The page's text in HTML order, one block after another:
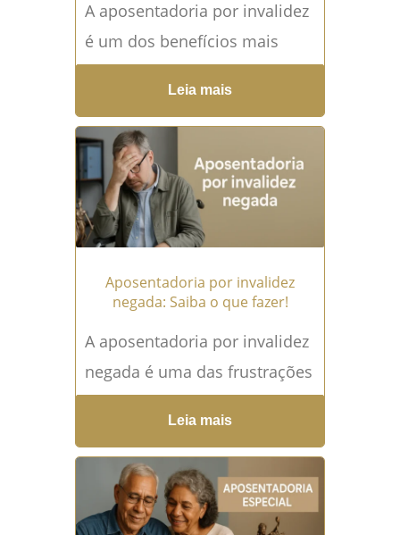
A aposentadoria por invalidez
é um dos benefícios mais
buscados no INSS,
especialmente por pessoas
que enfrentam doenças
graves, incapacitantes e
permanentes....Leia mais →
Leia mais
Aposentadoria por invalidez
negada: Saiba o que fazer!
A aposentadoria por invalidez
negada é uma das frustrações
mais angustiantes para quem
já enfrenta limitações de
saúde e dependência de
benefícios...Leia mais →
Leia mais